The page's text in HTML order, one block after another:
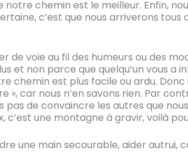
notre chemin est le meilleur. Enfin,
c’est que nous arriverons
de voie au fil des humeurs ou des
et non parce que quelqu’un vous a
chemin est plus facile ou ardu.
», car nous n’en savons rien. Par
de convaincre les autres que
c’est une montagne à gravir, voilà
une main secourable, aider autrui,